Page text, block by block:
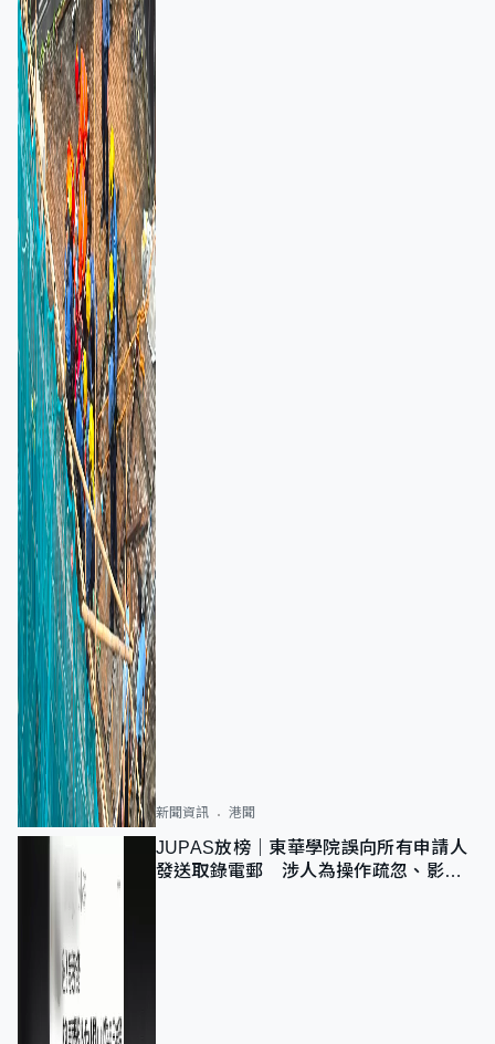
新聞資訊 港聞
JUPAS放榜｜東華學院誤向所有申請人
發送取錄電郵 涉人為操作疏忽、影響